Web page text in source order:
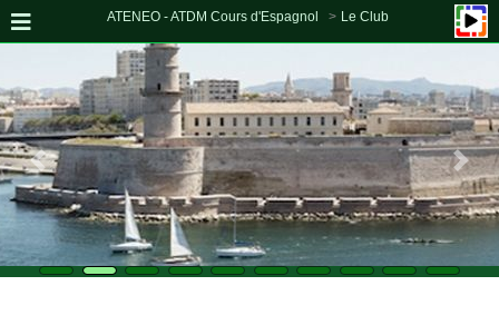
ATENEO - ATDM Cours d'Espagnol Le Club